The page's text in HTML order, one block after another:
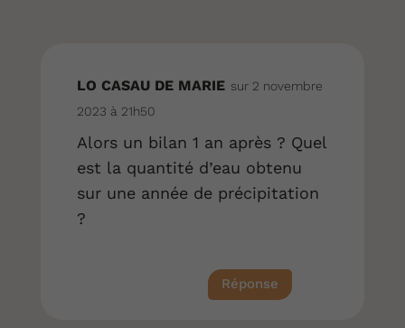
LO CASAU DE MARIE sur 2 novembre
2023 à 21h50
Alors un bilan 1 an après ? Quel
est la quantité d’eau obtenu
sur une année de précipitation
?
Réponse